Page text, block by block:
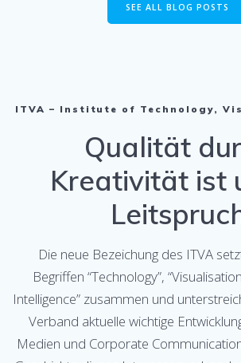
SEE ALL BLOG POSTS
ITVA – Institute of Technology,
Qualität
Kreativität ist
Die neue Bezeichung des ITVA
Begriffen “Technology”,
Intelligence” zusammen und
Verband aktuelle wichtige
Medien und Corporate